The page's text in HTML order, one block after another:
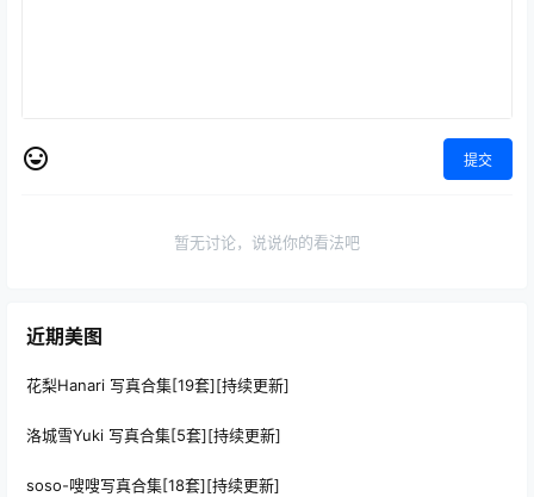
提交
暂无讨论，说说你的看法吧
近期美图
花梨Hanari 写真合集[19套][持续更新]
洛城雪Yuki 写真合集[5套][持续更新]
soso-嗖嗖写真合集[18套][持续更新]